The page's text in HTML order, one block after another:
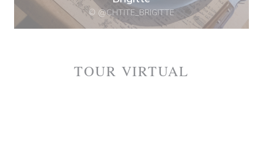
© @CHTITE_BRIGITTE
TOUR VIRTUAL